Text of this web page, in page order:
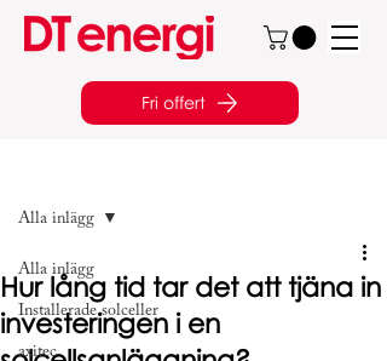
Fri offert
Alla inlägg
Installerade solceller
axitec
Alla inlägg
Hur lång tid tar det att tjäna in
investeringen i en